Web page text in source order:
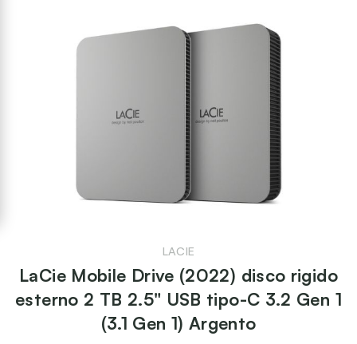
LACIE
LaCie Mobile Drive (2022) disco rigido
esterno 2 TB 2.5" USB tipo-C 3.2 Gen 1
(3.1 Gen 1) Argento